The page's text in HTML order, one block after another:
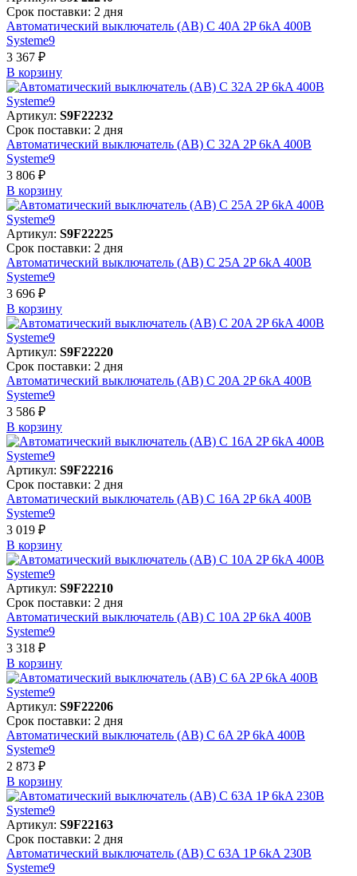
Срок поставки: 2 дня
Автоматический выключатель (АВ) C 40A 2P 6kA 400В
Systeme9
3 367 ₽
В корзинy
Артикул: S9F22232
Срок поставки: 2 дня
Автоматический выключатель (АВ) C 32A 2P 6kA 400В
Systeme9
3 806 ₽
В корзинy
Артикул: S9F22225
Срок поставки: 2 дня
Автоматический выключатель (АВ) C 25A 2P 6kA 400В
Systeme9
3 696 ₽
В корзинy
Артикул: S9F22220
Срок поставки: 2 дня
Автоматический выключатель (АВ) C 20A 2P 6kA 400В
Systeme9
3 586 ₽
В корзинy
Артикул: S9F22216
Срок поставки: 2 дня
Автоматический выключатель (АВ) C 16A 2P 6kA 400В
Systeme9
3 019 ₽
В корзинy
Артикул: S9F22210
Срок поставки: 2 дня
Автоматический выключатель (АВ) C 10A 2P 6kA 400В
Systeme9
3 318 ₽
В корзинy
Артикул: S9F22206
Срок поставки: 2 дня
Автоматический выключатель (АВ) C 6A 2P 6kA 400В
Systeme9
2 873 ₽
В корзинy
Артикул: S9F22163
Срок поставки: 2 дня
Автоматический выключатель (АВ) C 63A 1P 6kA 230В
Systeme9